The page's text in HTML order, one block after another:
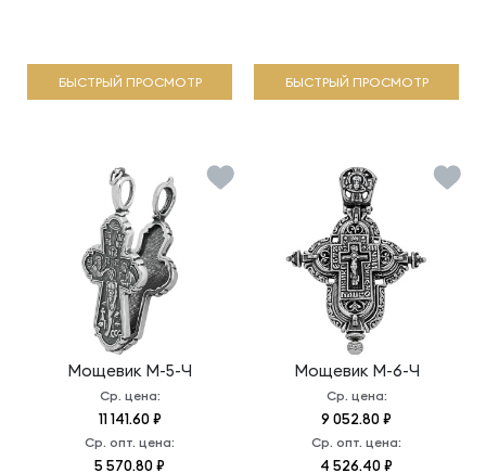
БЫСТРЫЙ ПРОСМОТР БЫСТРЫЙ ПРОСМОТР
Мощевик М-5-Ч
Ср. цена:
11 141.60 ₽
Ср. опт. цена:
5 570.80 ₽
Мощевик М-6-Ч
Ср. цена:
9 052.80 ₽
Ср. опт. цена:
4 526.40 ₽